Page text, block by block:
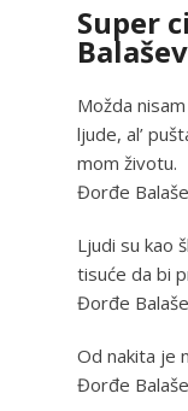
Super
Možda
ljude, al’
mom životu.
Đorđe
Ljudi su kao
tisuće da bi
Đorđe
Od nakita je
Đorđe